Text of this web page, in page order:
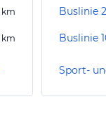
km
km
Buslinie
Buslinie